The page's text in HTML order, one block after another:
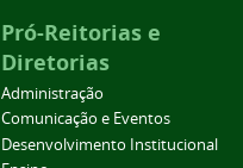
Pró-Reitorias e
Diretorias
Administração
Comunicação e Eventos
Desenvolvimento Institucional